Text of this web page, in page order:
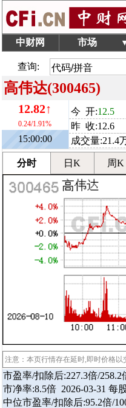
中财网 市场
查询:
高伟达(300465)
12.82↑
0.24/1.91%
15:00:00
今 开:12.5
昨 收:12.6
成交量:21.4
分时 日K 周K
注意：本页行情存在延时,即时价格以
市盈率/扣除后:227.3倍/258.2
市净率:8.5倍 2026-03-31 每
中位市盈率/扣除后:95.2倍/